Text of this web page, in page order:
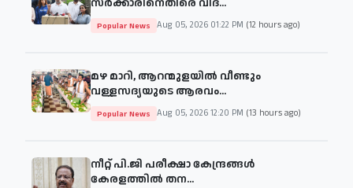
Popular News Aug 05, 2026 01:22 PM (12 hours ago)
മഴ മാറി, ആറന്മുളയിൽ വീണ്ടും
വള്ളസദ്യയുടെ ആരവം...
Popular News Aug 05, 2026 12:20 PM (13 hours ago)
നീറ്റ് പി.ജി പരീക്ഷാ കേന്ദ്രങ്ങൾ
കേരളത്തിൽ തന...